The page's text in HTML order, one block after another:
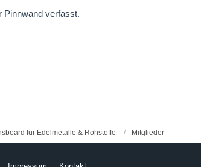
für Edelmetalle & Rohstoffe Mitglieder
Pinnwand verfasst.